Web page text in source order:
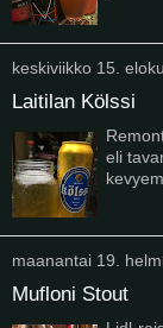
keskiviikko 15.
Laitilan Kölssi
eli
maanantai 19.
Mufloni Stout